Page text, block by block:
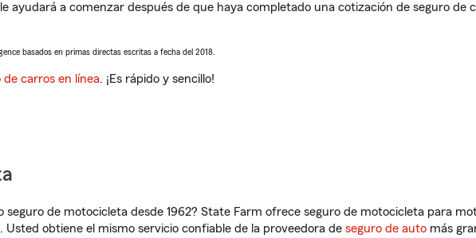
ayudará a comenzar después de que haya completado una cotización de seguro de
basados en primas directas escritas a fecha del 2018.
carros en línea. ¡Es rápido y sencillo!
seguro de motocicleta desde 1962? State Farm ofrece seguro de motocicleta para
obtiene el mismo servicio confiable de la proveedora de seguro de auto más